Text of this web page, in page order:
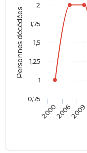
Personnes décédées
200020062009
0,75
1
1,25
1,5
1,75
2